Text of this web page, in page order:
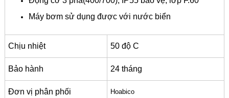
Máy bơm sử dụng được với nước biển
Chịu nhiệt 50 độ C
Bảo hành 24 tháng
Đơn vị phân phối Hoabico